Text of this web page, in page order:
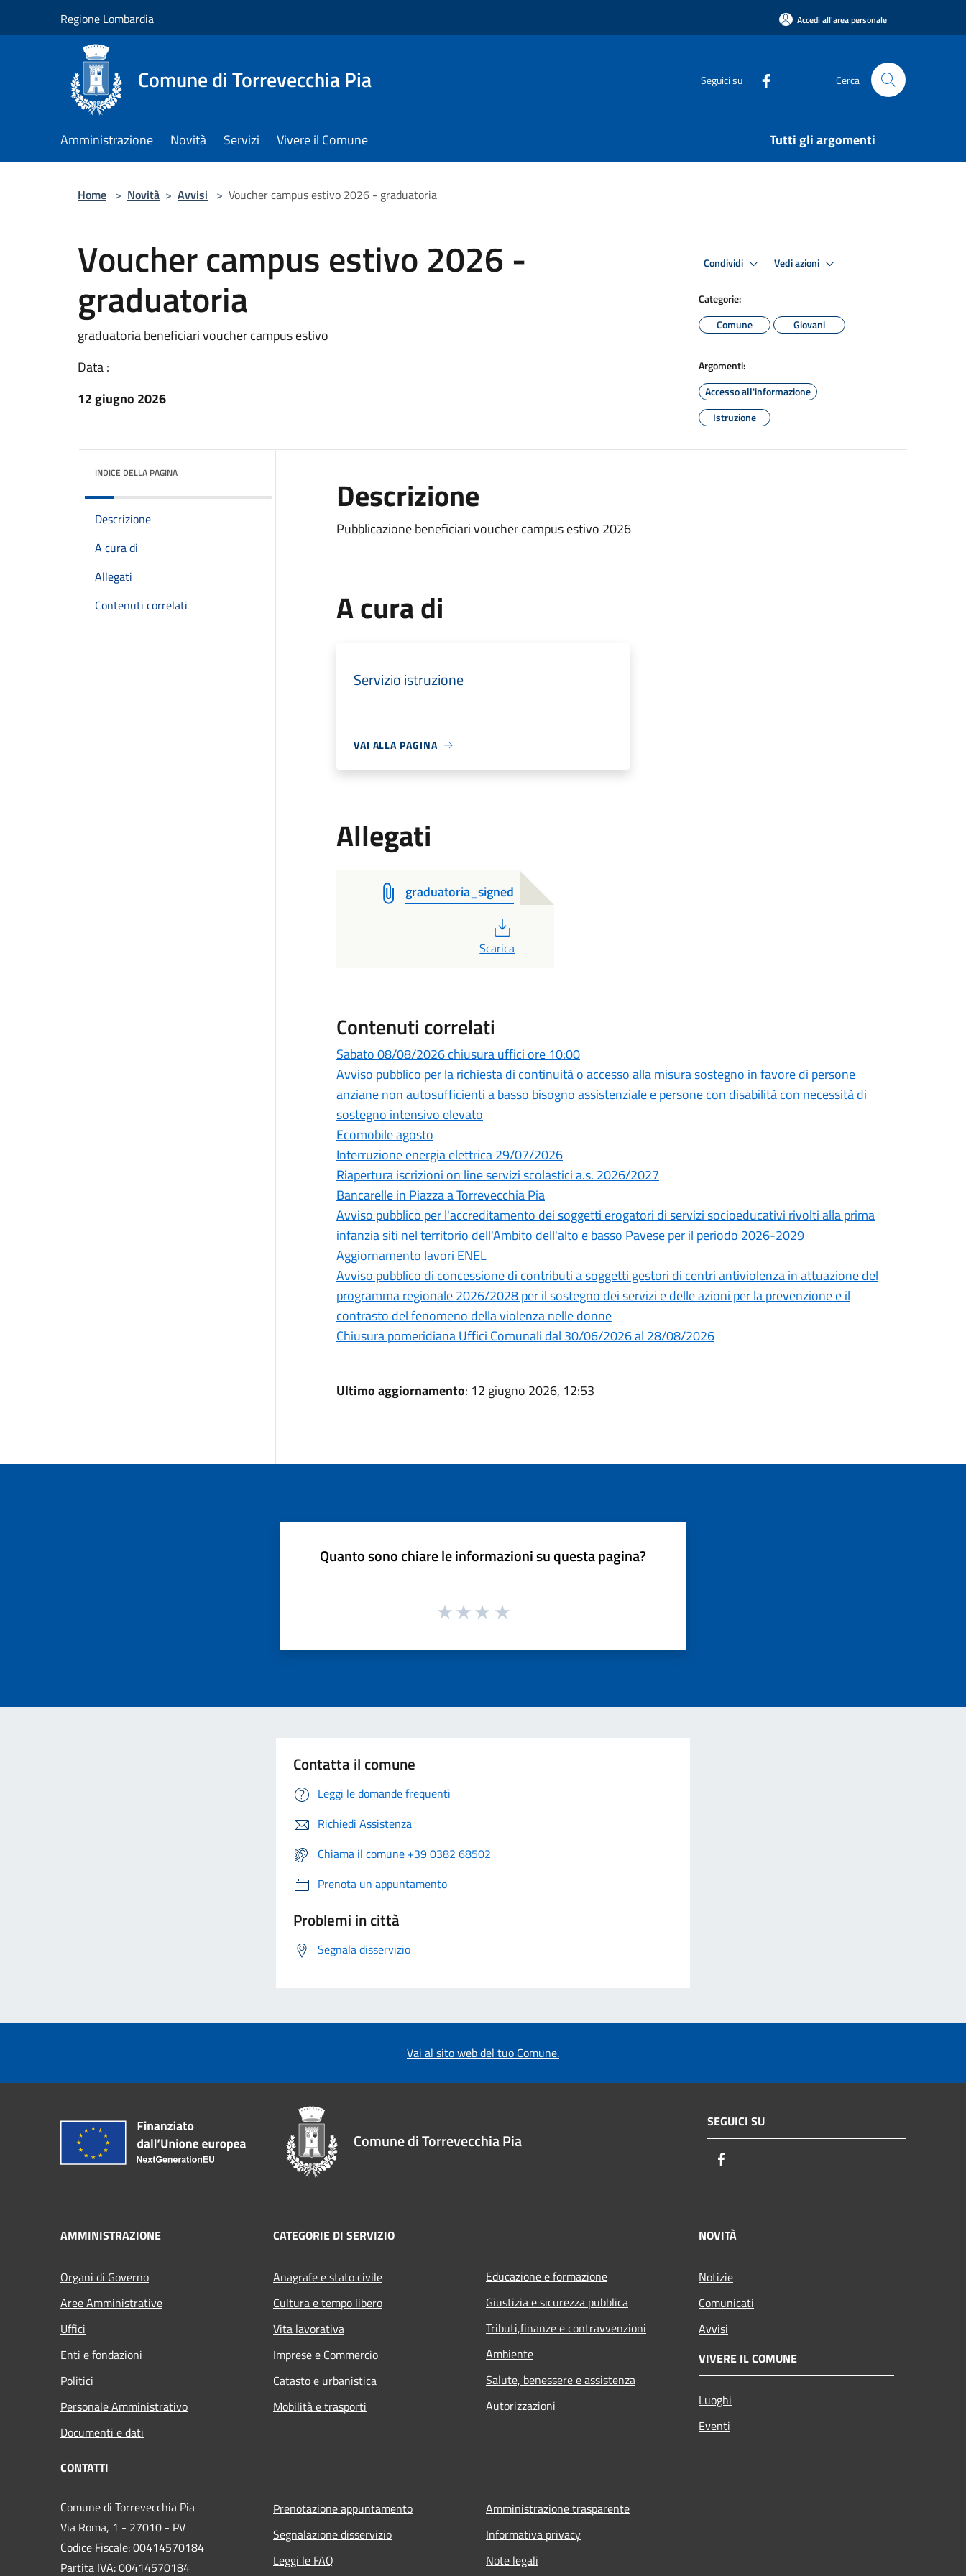
Regione Lombardia Accedi all'area personale
Comune di Torrevecchia Pia Seguici su Cerca
Amministrazione Novità Servizi Vivere il Comune Tutti gli argomenti
Home > Novità > Avvisi > Voucher campus estivo 2026 - graduatoria
Voucher campus estivo 2026 -
graduatoria
graduatoria beneficiari voucher campus estivo
Data :
12 giugno 2026
Condividi Vedi azioni
Categorie:
Comune
Giovani
Argomenti:
Accesso all'informazione
Istruzione
INDICE DELLA PAGINA
Descrizione
A cura di
Allegati
Contenuti correlati
Descrizione
Pubblicazione beneficiari voucher campus estivo 2026
A cura di
Servizio istruzione
VAI ALLA PAGINA
Allegati
graduatoria_signed
Scarica
Contenuti correlati
Sabato 08/08/2026 chiusura uffici ore 10:00
Avviso pubblico per la richiesta di continuità o accesso alla misura sostegno in favore di persone
anziane non autosufficienti a basso bisogno assistenziale e persone con disabilità con necessità di
sostegno intensivo elevato
Ecomobile agosto
Interruzione energia elettrica 29/07/2026
Riapertura iscrizioni on line servizi scolastici a.s. 2026/2027
Bancarelle in Piazza a Torrevecchia Pia
Avviso pubblico per l'accreditamento dei soggetti erogatori di servizi socioeducativi rivolti alla prima
infanzia siti nel territorio dell'Ambito dell'alto e basso Pavese per il periodo 2026-2029
Aggiornamento lavori ENEL
Avviso pubblico di concessione di contributi a soggetti gestori di centri antiviolenza in attuazione del
programma regionale 2026/2028 per il sostegno dei servizi e delle azioni per la prevenzione e il
contrasto del fenomeno della violenza nelle donne
Chiusura pomeridiana Uffici Comunali dal 30/06/2026 al 28/08/2026
Ultimo aggiornamento: 12 giugno 2026, 12:53
Quanto sono chiare le informazioni su questa pagina?
Contatta il comune
Leggi le domande frequenti
Richiedi Assistenza
Chiama il comune +39 0382 68502
Prenota un appuntamento
Problemi in città
Segnala disservizio
Vai al sito web del tuo Comune.
Comune di Torrevecchia Pia
SEGUICI SU
AMMINISTRAZIONE
Organi di Governo
Aree Amministrative
Uffici
Enti e fondazioni
Politici
Personale Amministrativo
Documenti e dati
CATEGORIE DI SERVIZIO
Anagrafe e stato civile
Cultura e tempo libero
Vita lavorativa
Imprese e Commercio
Catasto e urbanistica
Mobilità e trasporti
Educazione e formazione
Giustizia e sicurezza pubblica
Tributi,finanze e contravvenzioni
Ambiente
Salute, benessere e assistenza
Autorizzazioni
NOVITÀ
Notizie
Comunicati
Avvisi
VIVERE IL COMUNE
Luoghi
Eventi
CONTATTI
Comune di Torrevecchia Pia
Via Roma, 1 - 27010 - PV
Codice Fiscale: 00414570184
Partita IVA: 00414570184
Prenotazione appuntamento
Segnalazione disservizio
Leggi le FAQ
Amministrazione trasparente
Informativa privacy
Note legali